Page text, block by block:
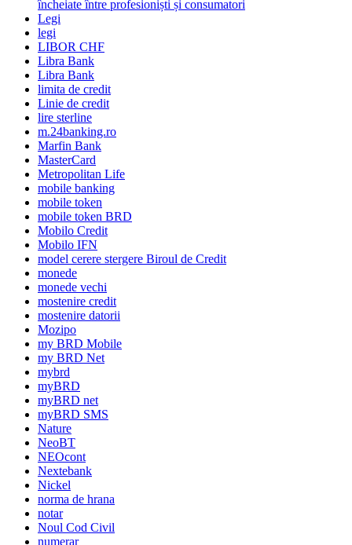
încheiate între profesioniști și consumatori
Legi
legi
LIBOR CHF
Libra Bank
Libra Bank
limita de credit
Linie de credit
lire sterline
m.24banking.ro
Marfin Bank
MasterCard
Metropolitan Life
mobile banking
mobile token
mobile token BRD
Mobilo Credit
Mobilo IFN
model cerere stergere Biroul de Credit
monede
monede vechi
mostenire credit
mostenire datorii
Mozipo
my BRD Mobile
my BRD Net
mybrd
myBRD
myBRD net
myBRD SMS
Nature
NeoBT
NEOcont
Nextebank
Nickel
norma de hrana
notar
Noul Cod Civil
numerar